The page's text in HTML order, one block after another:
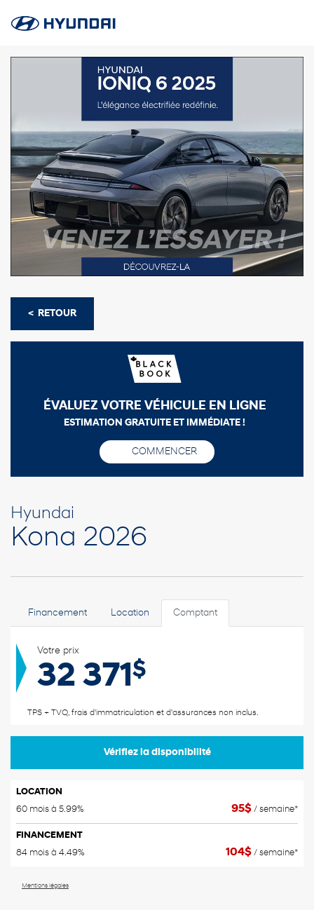
< RETOUR
ÉVALUEZ VOTRE VÉHICULE EN LIGNE
ESTIMATION GRATUITE ET IMMÉDIATE !
COMMENCER
Hyundai
Kona 2026
Financement Location Comptant
Votre prix
32 371$
TPS + TVQ, frais d'immatriculation et d'assurances non inclus.
Vérifiez la disponibilité
LOCATION
60 mois à 5.99%
95$ / semaine*
FINANCEMENT
84 mois à 4.49%
104$ / semaine*
Mentions légales